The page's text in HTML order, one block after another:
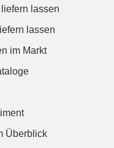
lassen
lassen
im Markt
Überblick